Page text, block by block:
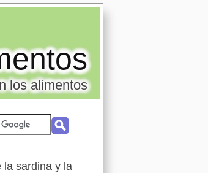
los alimentos
la sardina y la